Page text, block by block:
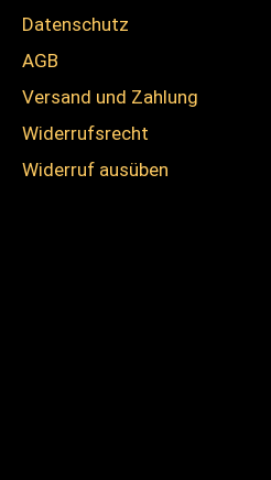
Datenschutz
AGB
Versand und Zahlung
Widerrufsrecht
Widerruf ausüben